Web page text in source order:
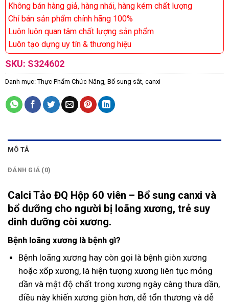
Không bán hàng giả, hàng nhái, hàng kém chất lượng
Chỉ bán sản phẩm chính hãng 100%
Luôn luôn quan tâm chất lượng sản phẩm
Luôn tạo dựng uy tín & thương hiệu
SKU: S324602
Danh mục: Thực Phẩm Chức Năng Bổ sung sắt, canxi
MÔ TẢ
ĐÁNH GIÁ (0)
Calci Tảo ĐQ Hộp 60 viên – Bổ sung canxi và
bổ dưỡng cho người bị loãng xương, trẻ suy
dinh dưỡng còi xương.
Bệnh loãng xương là bệnh gì?
Bệnh loãng xương hay còn gọi là bệnh giòn xương
hoặc xốp xương, là hiện tượng xương liên tục mỏng
dần và mật độ chất trong xương ngày càng thưa dần,
điều này khiến xương giòn hơn, dễ tổn thương và dễ